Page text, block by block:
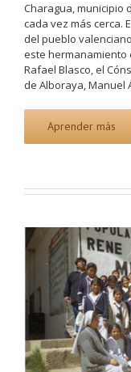
Charagua, municipio
cada vez más cerca.
del pueblo
este hermanamiento
Rafael Blasco, el
de Alboraya, Manuel
Aprender más